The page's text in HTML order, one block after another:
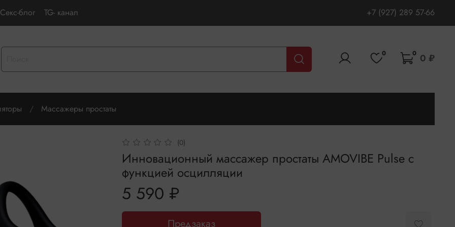
Секс-блог TG- канал +7 (927) 289 57-66
0 0 0 ₽
Массажеры простаты
(0)
Инновационный массажер простаты AMOVIBE Pulse с
функцией осцилляции
5 590 ₽
Предзаказ